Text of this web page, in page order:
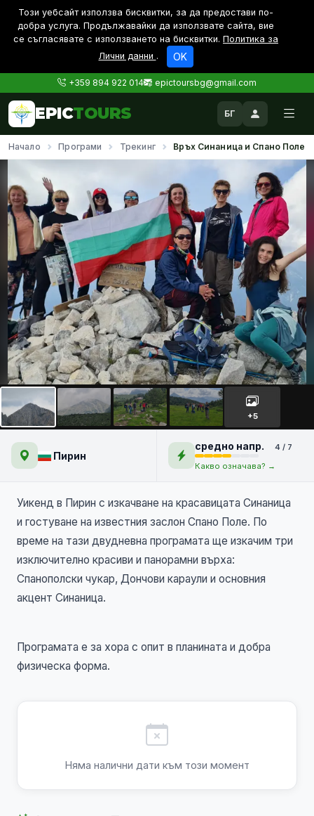
Този уебсайт използва бисквитки, за да предостави по-
дoбра услуга. Продължавайки да използвате сайта, вие
се съгласявате с използването на бисквитки. Политика за
Лични данни . OK
+359 894 922 014 epictoursbg@gmail.com
EPICTOURS БГ
Начало Програми Трекинг Връх Синаница и Спано Поле
Връх Синаница и Спано Поле
+5
Пирин
средно напр.
4 / 7
Какво означава? →
Уикенд в Пирин с изкачване на красавицата Синаница
и гостуване на известния заслон Спано Поле. По
време на тази двудневна програмата ще изкачим три
изключително красиви и панорамни върха:
Спанополски чукар, Дончови караули и основния
акцент Синаница.
Програмата е за хора с опит в планината и добра
физическа форма.
Няма налични дати към този момент